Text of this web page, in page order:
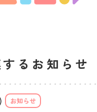
るお知らせ
お知らせ